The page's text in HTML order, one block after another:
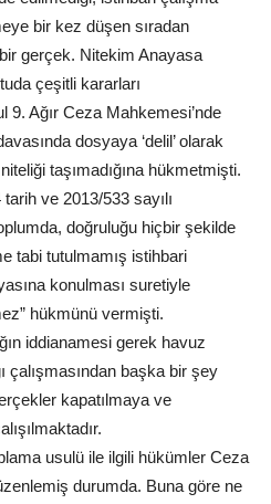
bir kez düşen sıradan
gerçek. Nitekim Anayasa
çeşitli kararları
9. Ağır Ceza Mahkemesi’nde
dosyaya ‘delil’ olarak
taşımadığına hükmetmişti.
ve 2013/533 sayılı
doğruluğu hiçbir şekilde
tabi tutulmamış istihbari
konulması suretiyle
hükmünü vermişti.
iddianamesi gerek havuz
çalışmasından başka bir şey
kapatılmaya ve
usulü ile ilgili hükümler Ceza
durumda. Buna göre ne